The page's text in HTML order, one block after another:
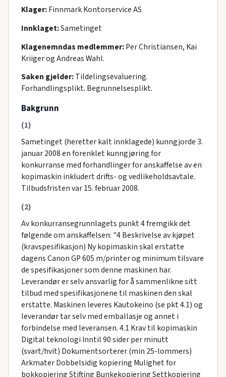
Klager:Finnmark Kontorservice AS
Innklaget:Sametinget
Klagenemndas medlemmer:Per Christiansen, Kai
Kriiger og Andreas Wahl.
Saken gjelder:Tildelingsevaluering.
Forhandlingsplikt. Begrunnelsesplikt.
Bakgrunn
(1)
Sametinget (heretter kalt innklagede) kunngjorde 3.
januar 2008 en forenklet kunngjøring for
konkurranse med forhandlinger for anskaffelse av en
kopimaskin inkludert drifts- og vedlikeholdsavtale.
Tilbudsfristen var 15. februar 2008.
(2)
Av konkurransegrunnlagets punkt 4 fremgikk det
følgende om anskaffelsen: "4 Beskrivelse av kjøpet
(kravspesifikasjon) Ny kopimaskin skal erstatte
dagens Canon GP 605 m/printer og minimum tilsvare
de spesifikasjoner som denne maskinen har.
Leverandør er selv ansvarlig for å sammenlikne sitt
tilbud med spesifikasjonene til maskinen den skal
erstatte. Maskinen leveres Kautokeino (se pkt 4.1) og
leverandør tar selv med emballasje og annet i
forbindelse med leveransen. 4.1 Krav til kopimaskin
Digital teknologi Inntil 90 sider per minutt
(svart/hvit) Dokumentsorterer (min 25-lommers)
Arkmater Dobbelsidig kopiering Mulighet for
bokkopiering Stifting Bunkekopiering Settkopiering